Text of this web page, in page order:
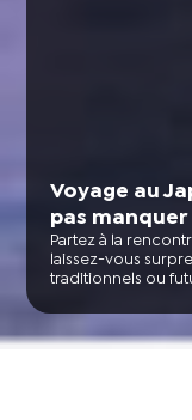
Voyage au
pas
Partez à la
laissez-vous
traditionnels ou